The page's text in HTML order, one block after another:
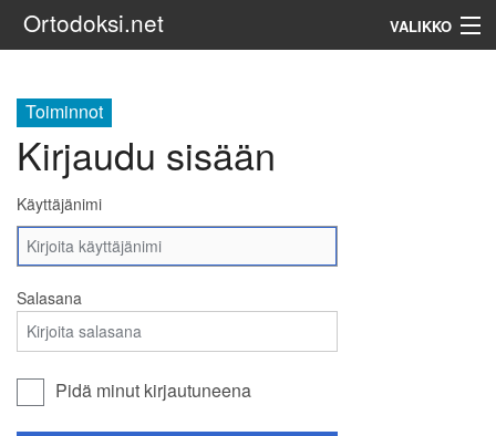
Ortodoksi.net VALIKKO
Toiminnot
Kirjaudu sisään
Käyttäjänimi
Salasana
Pidä minut kirjautuneena